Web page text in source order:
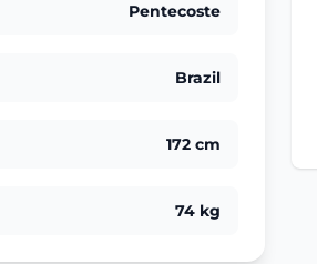
Pentecoste
Brazil
172 cm
74 kg